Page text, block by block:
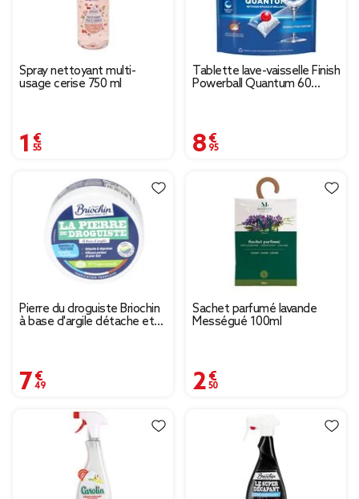
Spray nettoyant multi-
usage cerise 750 ml
1,55 €
Tablette lave-vaisselle Finish
Powerball Quantum 60
8,95 €
Pierre du droguiste Briochin
à base d'argile détache et
7,49 €
Sachet parfumé lavande
Mességué 100ml
2,50 €